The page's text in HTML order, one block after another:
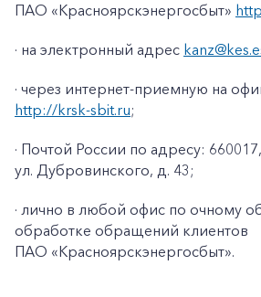
ПАО «Красноярскэнергосбыт»
· на электронный адрес
· через интернет-приемную на
http://krsk-sbit.ru;
· Почтой России по адресу:
ул. Дубровинского, д. 43;
· лично в любой офис по очному
обработке обращений клиентов
ПАО «Красноярскэнергосбыт».